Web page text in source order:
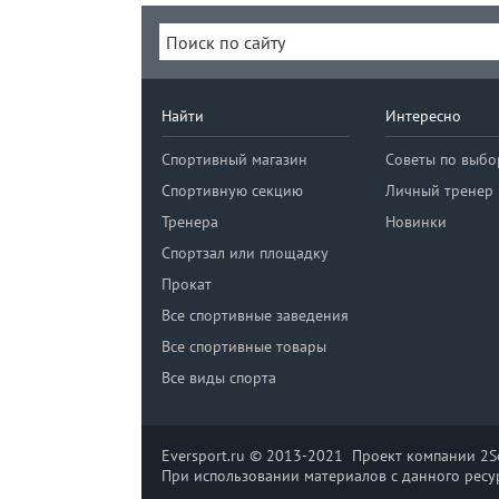
Найти
Спортивный магазин
Спортивную секцию
Тренера
Спортзал или площадку
Прокат
Все спортивные заведения
Все спортивные товары
Все виды спорта
Интересно
Советы по
Личный тренер
Новинки
Eversport.ru © 2013-2021 Проект компании
При использовании материалов с данного